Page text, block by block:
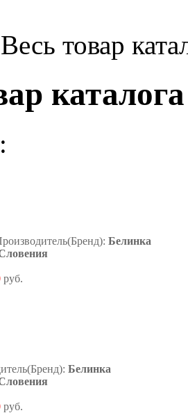
Весь товар
Белинка
руб.
Белинка
руб.